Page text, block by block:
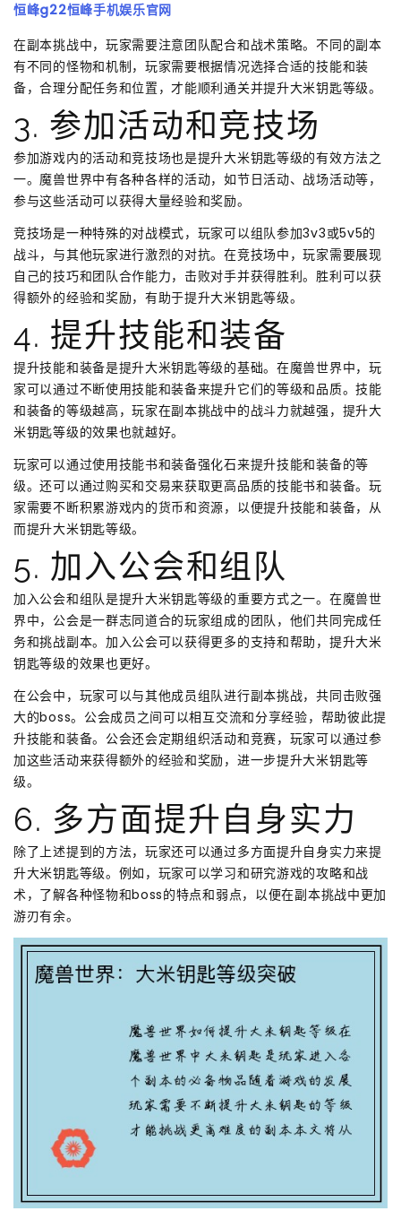
恒峰g22恒峰手机娱乐官网
在副本挑战中，玩家需要注意团队配合和战术策略。不同的副本
有不同的怪物和机制，玩家需要根据情况选择合适的技能和装
备，合理分配任务和位置，才能顺利通关并提升大米钥匙等级。
3. 参加活动和竞技场
参加游戏内的活动和竞技场也是提升大米钥匙等级的有效方法之
一。魔兽世界中有各种各样的活动，如节日活动、战场活动等，
参与这些活动可以获得大量经验和奖励。
竞技场是一种特殊的对战模式，玩家可以组队参加3v3或5v5的
战斗，与其他玩家进行激烈的对抗。在竞技场中，玩家需要展现
自己的技巧和团队合作能力，击败对手并获得胜利。胜利可以获
得额外的经验和奖励，有助于提升大米钥匙等级。
4. 提升技能和装备
提升技能和装备是提升大米钥匙等级的基础。在魔兽世界中，玩
家可以通过不断使用技能和装备来提升它们的等级和品质。技能
和装备的等级越高，玩家在副本挑战中的战斗力就越强，提升大
米钥匙等级的效果也就越好。
玩家可以通过使用技能书和装备强化石来提升技能和装备的等
级。还可以通过购买和交易来获取更高品质的技能书和装备。玩
家需要不断积累游戏内的货币和资源，以便提升技能和装备，从
而提升大米钥匙等级。
5. 加入公会和组队
加入公会和组队是提升大米钥匙等级的重要方式之一。在魔兽世
界中，公会是一群志同道合的玩家组成的团队，他们共同完成任
务和挑战副本。加入公会可以获得更多的支持和帮助，提升大米
钥匙等级的效果也更好。
在公会中，玩家可以与其他成员组队进行副本挑战，共同击败强
大的boss。公会成员之间可以相互交流和分享经验，帮助彼此提
升技能和装备。公会还会定期组织活动和竞赛，玩家可以通过参
加这些活动来获得额外的经验和奖励，进一步提升大米钥匙等
级。
6. 多方面提升自身实力
除了上述提到的方法，玩家还可以通过多方面提升自身实力来提
升大米钥匙等级。例如，玩家可以学习和研究游戏的攻略和战
术，了解各种怪物和boss的特点和弱点，以便在副本挑战中更加
游刃有余。